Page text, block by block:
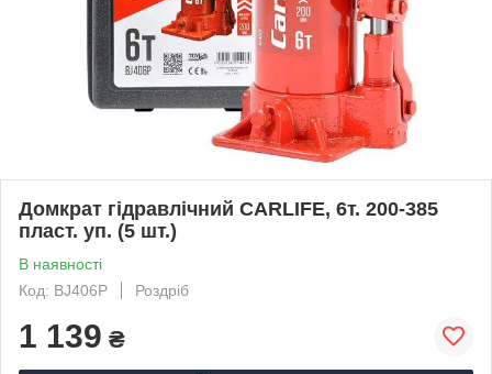
Домкрат гідравлічний CARLIFE, 6т. 200-385
пласт. уп. (5 шт.)
В наявності
Код: BJ406P
Роздріб
1 139 ₴